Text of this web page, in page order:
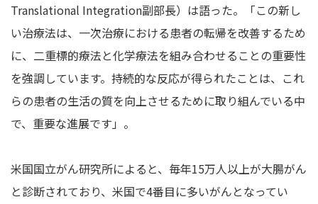
Translational Integration副部長）は語った。「この新し
い治療法は、一次治療における患者の転帰を改善するため
に、二重標的療法と化学療法を組み合わせることの重要性
を強調しています。持続的な反応が得られたことは、これ
らの患者の生活の質を向上させるために取り組んでいる中
で、重要な進展です」。
米国国立がん研究所によると、毎年15万人以上が大腸がん
と診断されており、米国で4番目に多いがんとなってい